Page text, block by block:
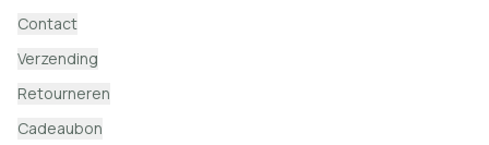
Contact
Verzending
Retourneren
Cadeaubon